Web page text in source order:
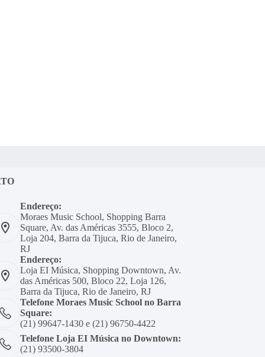
Endereço:
Moraes Music School, Shopping Barra
Square, Av. das Américas 3555, Bloco 2,
Loja 204, Barra da Tijuca, Rio de Janeiro,
RJ
Endereço:
Loja EI Música, Shopping Downtown, Av.
das Américas 500, Bloco 22, Loja 126,
Barra da Tijuca, Rio de Janeiro, RJ
Telefone Moraes Music School no Barra
Square:
(21) 99647-1430 e (21) 96750-4422
Telefone Loja EI Música no Downtown:
(21) 93500-3804